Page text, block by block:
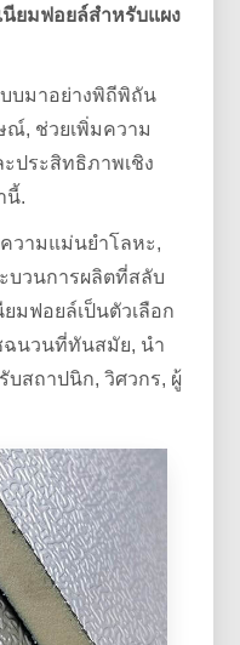
นียมฟอยล์สำหรับแผง
บมาอย่างพิถีพิถัน
, ช่วยเพิ่มความ
ประสิทธิภาพเชิง
นี้.
วามแม่นยำโลหะ,
บวนการผลิตที่สลับ
มฟอยล์เป็นตัวเลือก
ฉนวนที่ทันสมัย, นำ
บสถาปนิก, วิศวกร, ผู้